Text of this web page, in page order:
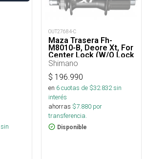
sin
OUT27684-C
Maza Trasera Fh-
M8010-B, Deore Xt, For
Center Lock (W/O Lock
Shimano
$ 196.990
en 6cuotas de $32.832sin
interés
ahorras $7.880 por
transferencia.
Disponible